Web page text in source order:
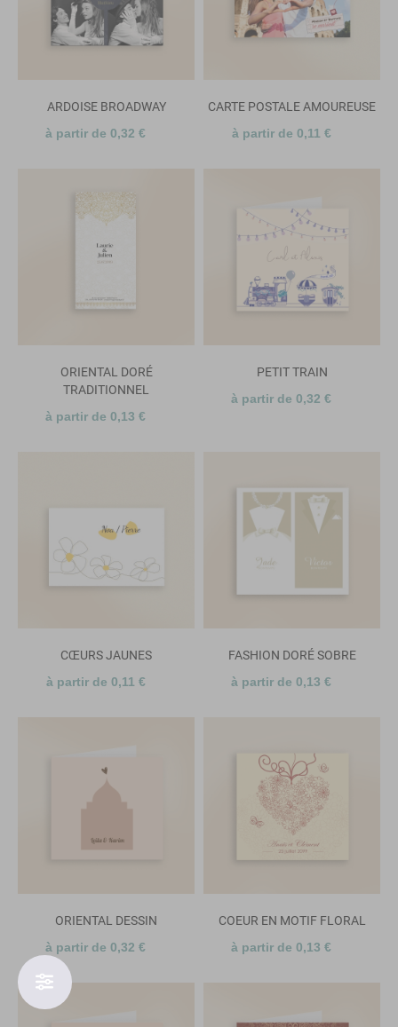
ARDOISE BROADWAY
à partir de 0,32 €
CARTE POSTALE AMOUREUSE
à partir de 0,11 €
ORIENTAL DORÉ
TRADITIONNEL
à partir de 0,13 €
PETIT TRAIN
à partir de 0,32 €
CŒURS JAUNES
à partir de 0,11 €
FASHION DORÉ SOBRE
à partir de 0,13 €
ORIENTAL DESSIN
à partir de 0,32 €
COEUR EN MOTIF FLORAL
à partir de 0,13 €